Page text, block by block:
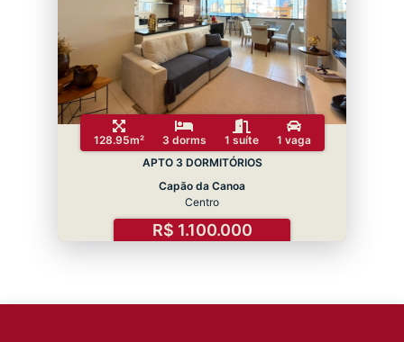
128.95m² 3 dorms 1 suíte
1 vaga
APTO 3 DORMITÓRIOS
Capão da Canoa
Centro
R$ 1.100.000